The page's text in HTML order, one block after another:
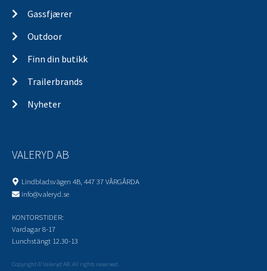
Gassfjærer
Outdoor
Finn din butikk
Trailerbrands
Nyheter
VALERYD AB
Lindbladsvägen 4B, 447 37 VÅRGÅRDA
info@valeryd.se
KONTORSTIDER:
Vardagar 8-17
Lunchstängt 12.30-13
Copyright © Valeryd AB. All rights reserved.